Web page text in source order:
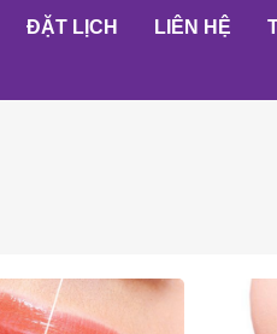
ĐẶT LỊCH LIÊN HỆ